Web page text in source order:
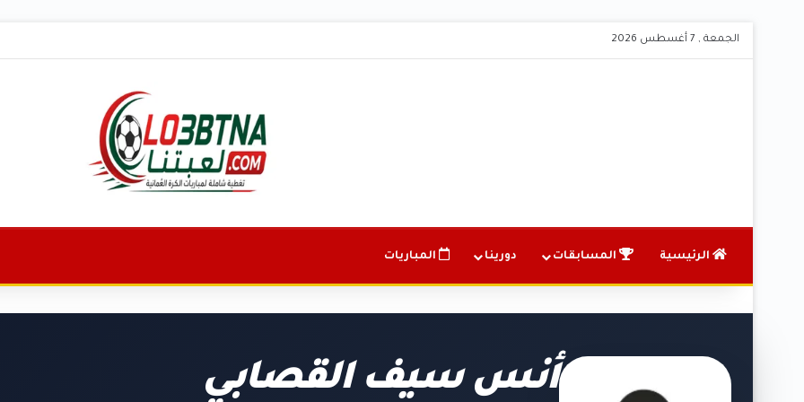
الجمعة , 7 أغسطس 2026
الرئيسية المسابقات دورينا المباريات
أنس سيف القصابي